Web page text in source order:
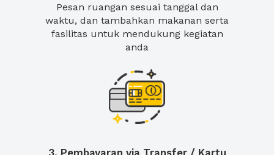
Pesan ruangan sesuai tanggal dan
waktu, dan tambahkan makanan serta
fasilitas untuk mendukung kegiatan
anda
3. Pembayaran via Transfer / Kartu